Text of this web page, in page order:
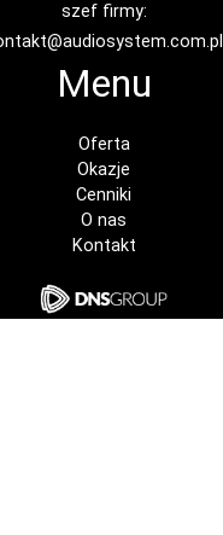
szef firmy:
Menu
Oferta
Okazje
Cenniki
O nas
Kontakt